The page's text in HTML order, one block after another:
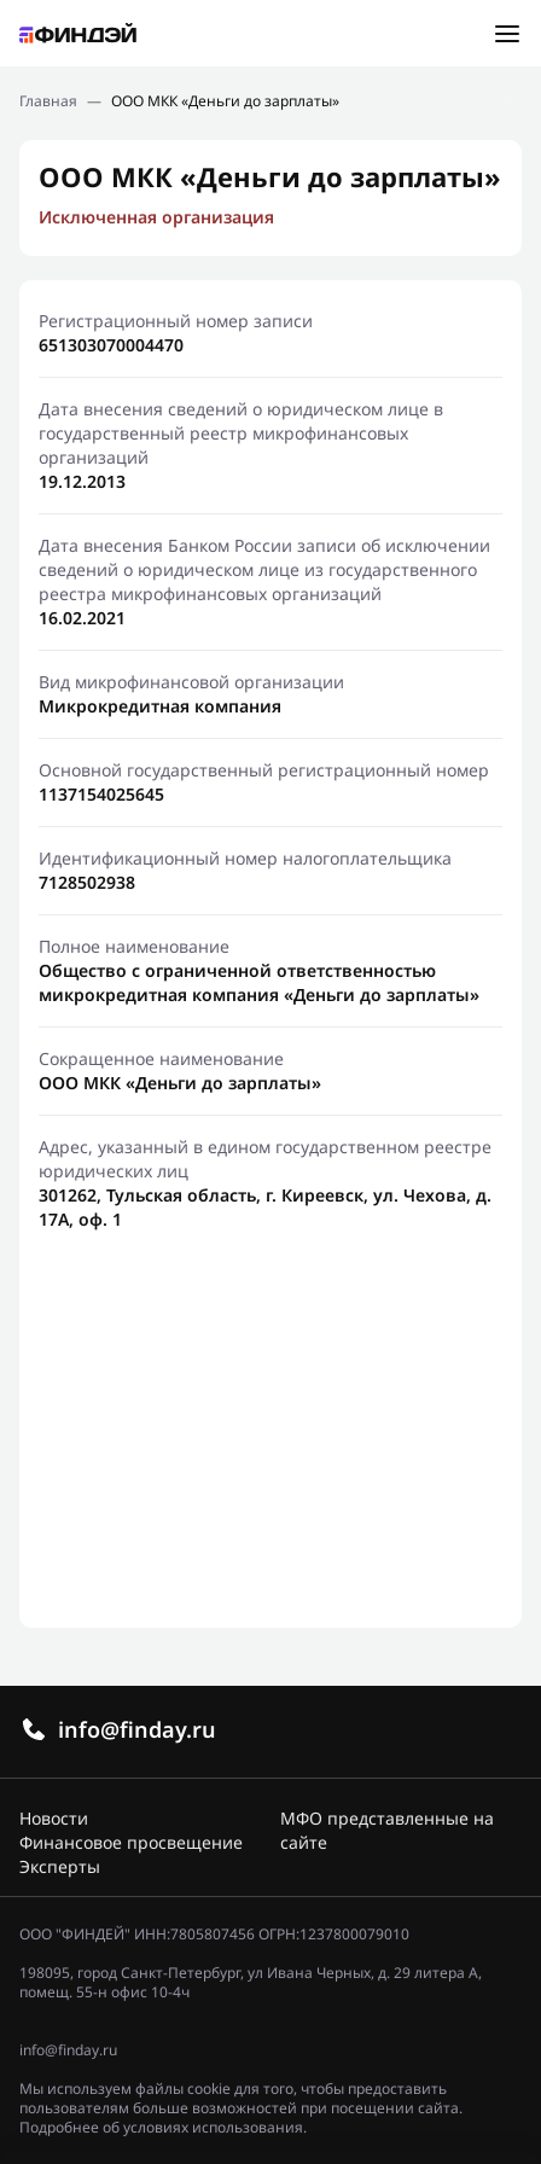
Подбор займа
Новости
Финансовое просвещение
Главная — ООО МКК «Деньги до зарплаты»
ООО МКК «Деньги до зарплаты»
Исключенная организация
Регистрационный номер записи
651303070004470
Дата внесения сведений о юридическом лице в
государственный реестр микрофинансовых
организаций
19.12.2013
Дата внесения Банком России записи об исключении
сведений о юридическом лице из государственного
реестра микрофинансовых организаций
16.02.2021
Вид микрофинансовой организации
Микрокредитная компания
Основной государственный регистрационный номер
1137154025645
Идентификационный номер налогоплательщика
7128502938
Полное наименование
Общество с ограниченной ответственностью
микрокредитная компания «Деньги до зарплаты»
Сокращенное наименование
ООО МКК «Деньги до зарплаты»
Адрес, указанный в едином государственном реестре
юридических лиц
301262, Тульская область, г. Киреевск, ул. Чехова, д.
17А, оф. 1
info@finday.ru
Новости
Финансовое просвещение
Эксперты
МФО представленные на
сайте
ООО "ФИНДЕЙ" ИНН:7805807456 ОГРН:1237800079010
198095, город Санкт-Петербург, ул Ивана Черных, д. 29 литера А,
помещ. 55-н офис 10-4ч
info@finday.ru
Мы используем файлы cookie для того, чтобы предоставить
пользователям больше возможностей при посещении сайта.
Подробнее об условиях использования.
Ошибка:Контактная форма не найдена.
Спасибо, что написали нам
Мы свяжемся с Вами в ближайшее время и сообщим
результат
Отправить новый запрос